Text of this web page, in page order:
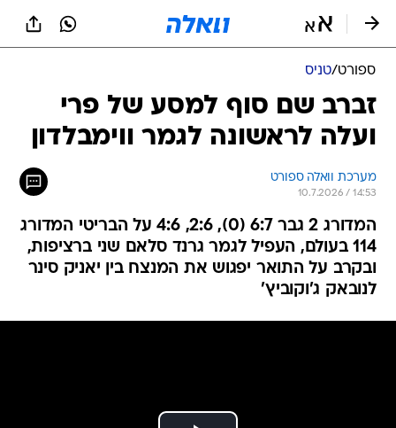
ספורט/טניס
זברב שם סוף למסע של פרי
ועלה לראשונה לגמר ווימבלדון
מערכת וואלה ספורט
10.7.2026 / 14:53
המדורג 2 גבר 6:7 (0), 2:6, 4:6 על הבריטי המדורג
114 בעולם, העפיל לגמר גרנד סלאם שני ברציפות,
ובקרב על התואר יפגוש את המנצח בין יאניק סינר
לנובאק ג'וקוביץ'